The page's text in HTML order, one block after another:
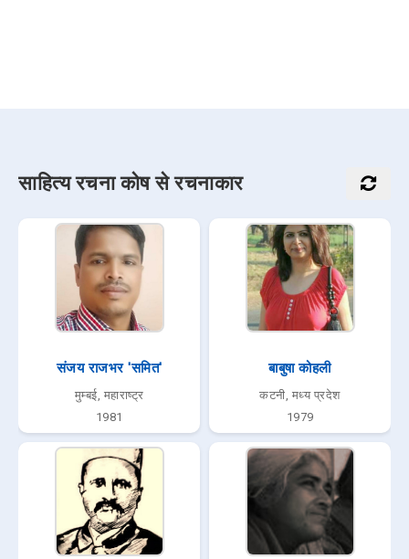
साहित्य रचना कोष से रचनाकार
संजय राजभर 'समित'
मुम्बई, महाराष्ट्र
1981
बाबुषा कोहली
कटनी, मध्य प्रदेश
1979